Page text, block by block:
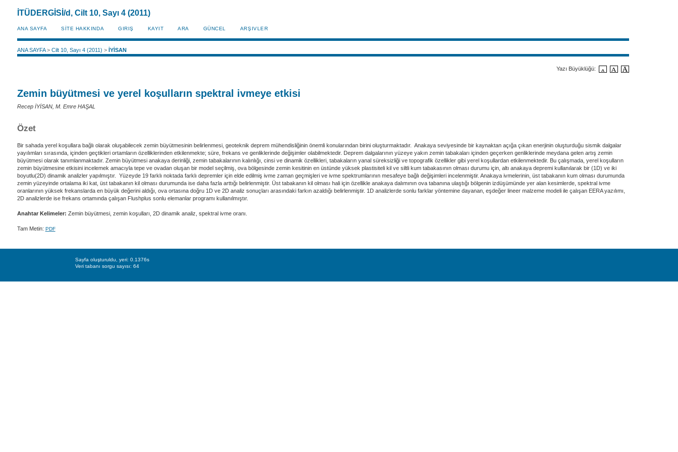
İTÜDERGİSİ/d, Cilt 10, Sayı 4 (2011)
ANA SAYFA SİTE HAKKINDA GIRIŞ KAYIT ARA GÜNCEL ARŞIVLER
ANA SAYFA> Cilt 10, Sayı 4 (2011) > İYİSAN
Yazı Büyüklüğü:
Zemin büyütmesi ve yerel koşulların spektral ivmeye etkisi
Recep İYİSAN, M. Emre HAŞAL
Özet
Bir sahada yerel koşullara bağlı olarak oluşabilecek zemin büyütmesinin belirlenmesi, geoteknik deprem mühendisliğinin önemli konularından birini oluşturmaktadır. Anakaya seviyesinde bir kaynaktan açığa çıkan enerjinin oluşturduğu sismik dalgalar
yayılımları sırasında, içinden geçtikleri ortamların özelliklerinden etkilenmekte; süre, frekans ve genliklerinde değişimler olabilmektedir. Deprem dalgalarının yüzeye yakın zemin tabakaları içinden geçerken genliklerinde meydana gelen artış zemin
büyütmesi olarak tanımlanmaktadır. Zemin büyütmesi anakaya derinliği, zemin tabakalarının kalınlığı, cinsi ve dinamik özellikleri, tabakaların yanal süreksizliği ve topografik özellikler gibi yerel koşullardan etkilenmektedir. Bu çalışmada, yerel koşulların
zemin büyütmesine etkisini incelemek amacıyla tepe ve ovadan oluşan bir model seçilmiş, ova bölgesinde zemin kesitinin en üstünde yüksek plastisiteli kil ve siltli kum tabakasının olması durumu için, altı anakaya depremi kullanılarak bir (1D) ve iki
boyutlu(2D) dinamik analizler yapılmıştır. Yüzeyde 19 farklı noktada farklı depremler için elde edilmiş ivme zaman geçmişleri ve ivme spektrumlarının mesafeye bağlı değişimleri incelenmiştir. Anakaya ivmelerinin, üst tabakanın kum olması durumunda
zemin yüzeyinde ortalama iki kat, üst tabakanın kil olması durumunda ise daha fazla arttığı belirlenmiştir. Üst tabakanın kil olması hali için özellikle anakaya dalımının ova tabanına ulaştığı bölgenin izdüşümünde yer alan kesimlerde, spektral ivme
oranlarının yüksek frekanslarda en büyük değerini aldığı, ova ortasına doğru 1D ve 2D analiz sonuçları arasındaki farkın azaldığı belirlenmiştir. 1D analizlerde sonlu farklar yöntemine dayanan, eşdeğer lineer malzeme modeli ile çalışan EERA yazılımı,
2D analizlerde ise frekans ortamında çalışan Flushplus sonlu elemanlar programı kullanılmıştır.
Anahtar Kelimeler: Zemin büyütmesi, zemin koşulları, 2D dinamik analiz, spektral ivme oranı.
Tam Metin: PDF
Sayfa oluşturuldu, yeri: 0.1376s
Veri tabanı sorgu sayısı: 64